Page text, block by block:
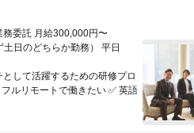
務委託 月給300,000円〜
日のどちらか勤務） 平日
して活躍するための研修プロ
ルリモートで働きたい ✅ 英語